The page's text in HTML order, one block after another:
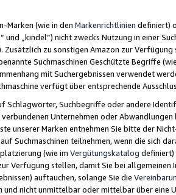
Marken (wie in den Markenrichtlinien definiert)
und „kindel“) nicht zwecks Nutzung in einer
Zusätzlich zu sonstigen Amazon zur
Suchmaschinen Geschützte Begriffe
mit Suchergebnissen verwendet
verfügt über entsprechende
Schlagwörter, Suchbegriffe oder andere
Unternehmen oder
unserer Marken entnehmen Sie bitte der
Suchmaschinen teilnehmen, wenn die sich
(wie im Vergütungskatalog definiert)
Verfügung stellen, damit Sie bei
auftauchen, solange Sie die
und nicht unmittelbar oder mittelbar über eine